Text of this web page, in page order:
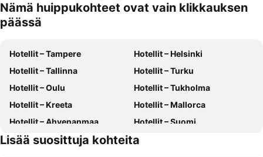
Nämä huippukohteet ovat vain klikkauksen
päässä
Hotellit – Tampere
Hotellit – Helsinki
Hotellit – Tallinna
Hotellit – Turku
Hotellit – Oulu
Hotellit – Tukholma
Hotellit – Kreeta
Hotellit – Mallorca
Hotellit – Ahvenanmaa
Hotellit – Suomi
Hotellit – Gran Canaria
Hotellit – Malta
Lisää suosittuja kohteita